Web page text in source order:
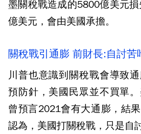
墨關稅戰造成的5800億美元
億美元，會由美國承擔。
關稅戰引通膨 前財長:自討苦
川普也意識到關稅戰會導致
預防針，美國民眾並不買單
曾預言2021會有大通膨，結
認為，美國打關稅戰，只是自